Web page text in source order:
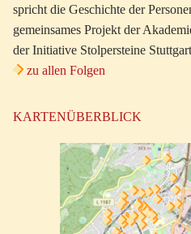
spricht die Geschichte der
gemeinsames Projekt der
der Initiative Stolpersteine
zu allen Folgen
KARTENÜBERBLICK